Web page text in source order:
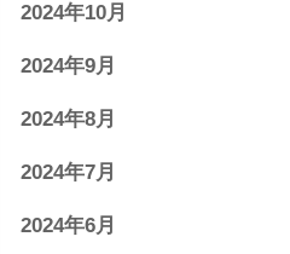
2024年10月
2024年9月
2024年8月
2024年7月
2024年6月